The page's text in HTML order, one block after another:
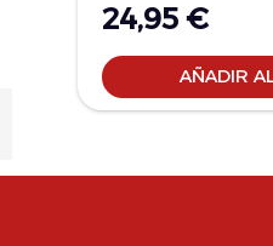
24,95 €
AÑADIR